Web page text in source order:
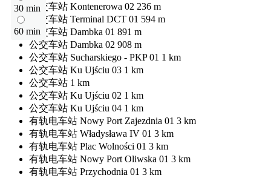
30 min
60 min
公交车站 Kontenerowa 02 236 m
公交车站 Terminal DCT 01 594 m
公交车站 Dambka 01 891 m
公交车站 Dambka 02 908 m
公交车站 Sucharskiego - PKP 01 1 km
公交车站 Ku Ujściu 03 1 km
公交车站 1 km
公交车站 Ku Ujściu 02 1 km
公交车站 Ku Ujściu 04 1 km
有轨电车站 Nowy Port Zajezdnia 01 3 km
有轨电车站 Władysława IV 01 3 km
有轨电车站 Plac Wolności 01 3 km
有轨电车站 Nowy Port Oliwska 01 3 km
有轨电车站 Przychodnia 01 3 km